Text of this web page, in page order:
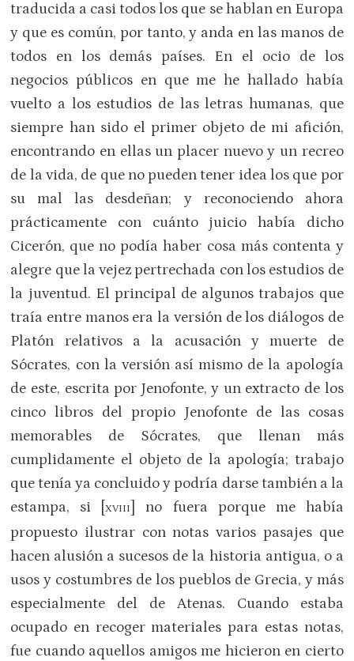
traducida a casi todos los que se hablan en Euro­pa
y que es común, por tanto, y anda en las manos de
todos en los demás países. En el ocio de los
negocios públicos en que me he hallado había
vuelto a los estudios de las letras humanas, que
siempre han sido el primer objeto de mi afición,
en­contrando en ellas un placer nuevo y un recreo
de la vida, de que no pueden tener idea los que por
su mal las desdeñan; y re­conociendo ahora
prácticamente con cuán­to juicio había dicho
Cicerón, que no podía haber cosa más contenta y
alegre que la vejez pertrechada con los estudios de
la juventud. El principal de algunos tra­bajos que
traía entre manos era la ver­sión de los diálogos de
Platón relativos a la acusación y muerte de
Sócrates, con la versión así mismo de la apología
de este, escrita por Jenofonte, y un extracto de los
cinco libros del propio Jenofonte de las cosas
memorables de Sócrates, que llenan más
cumplidamente el objeto de la apología; trabajo
que tenía ya concluido y podría darse también a la
estampa, si [XVIII
] no fuera porque me había
propuesto ilustrar con notas varios pasajes que
hacen alusión a sucesos de la historia antigua, o a
usos y costumbres de los pueblos de Grecia, y más
especialmente del de Ate­nas. Cuando estaba
ocupado en recoger materiales para estas notas,
fue cuando aquellos amigos me hicieron en cierto